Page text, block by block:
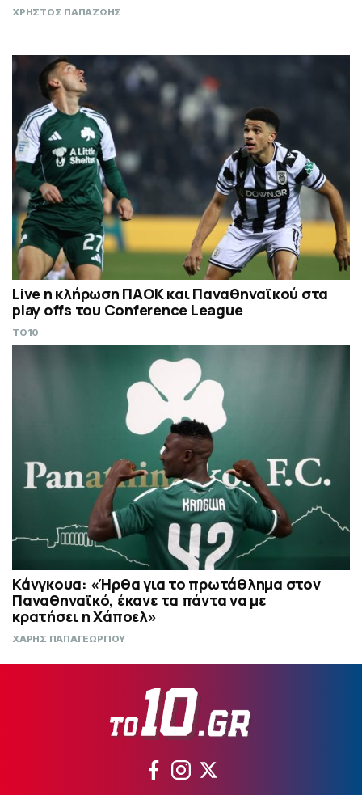
ΧΡΗΣΤΟΣ ΠΑΠΑΖΩΗΣ
Live η κλήρωση ΠΑΟΚ και Παναθηναϊκού στα
play offs του Conference League
TO10
Κάνγκουα: «Ήρθα για το πρωτάθλημα στον
Παναθηναϊκό, έκανε τα πάντα να με
κρατήσει η Χάποελ»
ΧΑΡΗΣ ΠΑΠΑΓΕΩΡΓΙΟΥ